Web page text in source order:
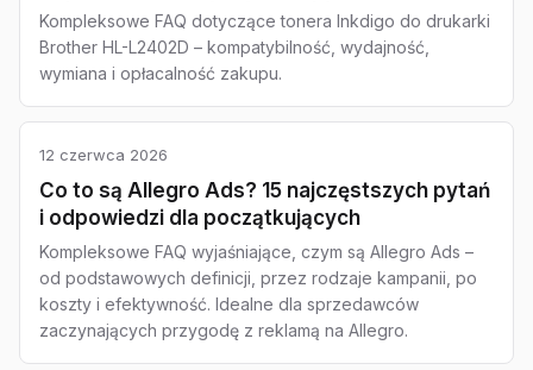
Kompleksowe FAQ dotyczące tonera Inkdigo do drukarki
Brother HL-L2402D – kompatybilność, wydajność,
wymiana i opłacalność zakupu.
12 czerwca 2026
Co to są Allegro Ads? 15 najczęstszych pytań
i odpowiedzi dla początkujących
Kompleksowe FAQ wyjaśniające, czym są Allegro Ads –
od podstawowych definicji, przez rodzaje kampanii, po
koszty i efektywność. Idealne dla sprzedawców
zaczynających przygodę z reklamą na Allegro.